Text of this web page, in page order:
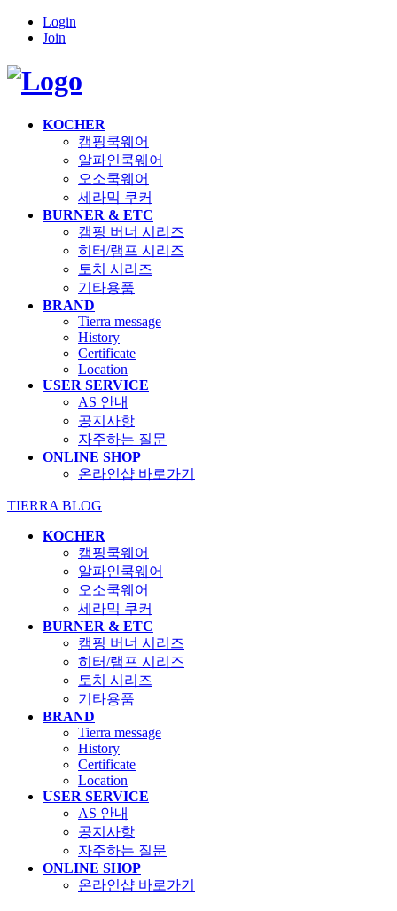
Login
Join
KOCHER
캠핑쿡웨어
알파인쿡웨어
오소쿡웨어
세라믹 쿠커
BURNER & ETC
캠핑 버너 시리즈
히터/램프 시리즈
토치 시리즈
기타용품
BRAND
Tierra message
History
Certificate
Location
USER SERVICE
AS 안내
공지사항
자주하는 질문
ONLINE SHOP
온라인샵 바로가기
TIERRA BLOG
KOCHER
캠핑쿡웨어
알파인쿡웨어
오소쿡웨어
세라믹 쿠커
BURNER & ETC
캠핑 버너 시리즈
히터/램프 시리즈
토치 시리즈
기타용품
BRAND
Tierra message
History
Certificate
Location
USER SERVICE
AS 안내
공지사항
자주하는 질문
ONLINE SHOP
온라인샵 바로가기